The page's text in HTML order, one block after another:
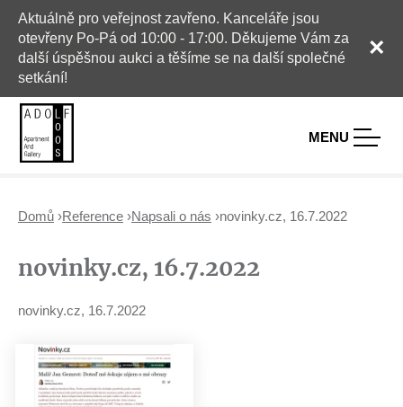
Aktuálně pro veřejnost zavřeno. Kanceláře jsou
otevřeny Po-Pá od 10:00 - 17:00. Děkujeme Vám za
další úspěšnou aukci a těšíme se na další společné
setkání!
×
MENU
s
e
Domů ›Reference ›Napsali o nás ›novinky.cz, 16.7.2022
novinky.cz, 16.7.2022
novinky.cz, 16.7.2022